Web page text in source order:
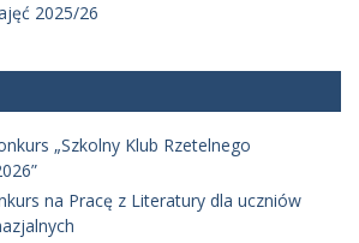
2025/26
„Szkolny Klub Rzetelnego
na Pracę z Literatury dla uczniów